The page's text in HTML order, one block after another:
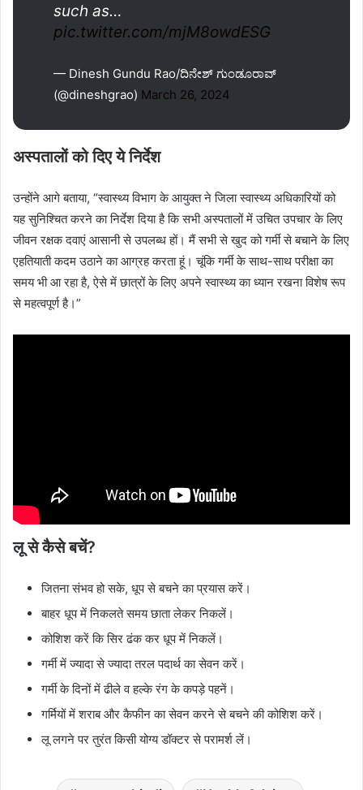
such as…
pic.twitter.com/mjM8owdESG
— Dinesh Gundu Rao/ದಿನೇಶ್ ಗುಂಡೂರಾವ್
(@dineshgrao) March 26, 2024
अस्पतालों को दिए ये निर्देश
उन्होंने आगे बताया, “स्वास्थ्य विभाग के आयुक्त ने जिला स्वास्थ्य अधिकारियों को
यह सुनिश्चित करने का निर्देश दिया है कि सभी अस्पतालों में उचित उपचार के लिए
जीवन रक्षक दवाएं आसानी से उपलब्ध हों। मैं सभी से खुद को गर्मी से बचाने के लिए
एहतियाती कदम उठाने का आग्रह करता हूं। चूंकि गर्मी के साथ-साथ परीक्षा का
समय भी आ रहा है, ऐसे में छात्रों के लिए अपने स्वास्थ्य का ध्यान रखना विशेष रूप
से महत्वपूर्ण है।”
लू से कैसे बचें?
जितना संभव हो सके, धूप से बचने का प्रयास करें।
बाहर धूप में निकलते समय छाता लेकर निकलें।
कोशिश करें कि सिर ढंक कर धूप में निकलें।
गर्मी में ज्यादा से ज्यादा तरल पदार्थ का सेवन करें।
गर्मी के दिनों में ढीले व हल्के रंग के कपड़े पहनें।
गर्मियों में शराब और कैफीन का सेवन करने से बचने की कोशिश करें।
लू लगने पर तुरंत किसी योग्य डॉक्टर से परामर्श लें।